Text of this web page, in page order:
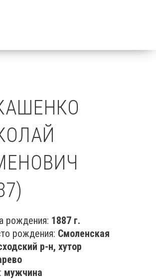
рождения: 1887 г.
рождения: Смоленская
р-н, хутор
мужчина